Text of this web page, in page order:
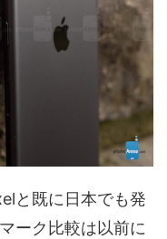
と既に日本でも発
ーク比較は以前に